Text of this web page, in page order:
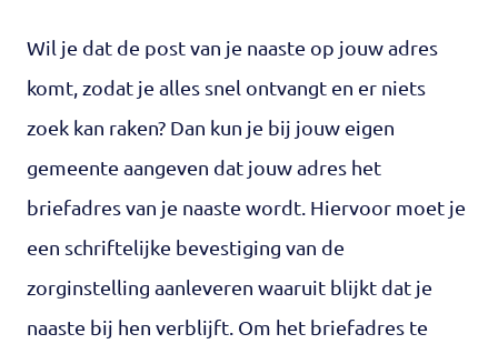
Wil je dat de post van je naaste op jouw adres
komt, zodat je alles snel ontvangt en er niets
zoek kan raken? Dan kun je bij jouw eigen
gemeente aangeven dat jouw adres het
briefadres van je naaste wordt. Hiervoor moet je
een schriftelijke bevestiging van de
zorginstelling aanleveren waaruit blijkt dat je
naaste bij hen verblijft. Om het briefadres te